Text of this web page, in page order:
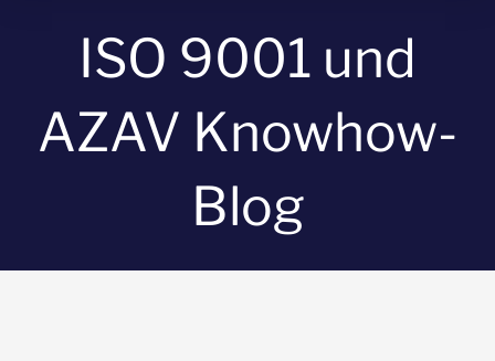
ISO 9001 und
AZAV Knowhow-
Blog